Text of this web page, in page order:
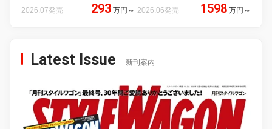
2026.07発売 293 万円 ～ 2026.06発売 1598 万円 ～
Latest Issue 新刊案内